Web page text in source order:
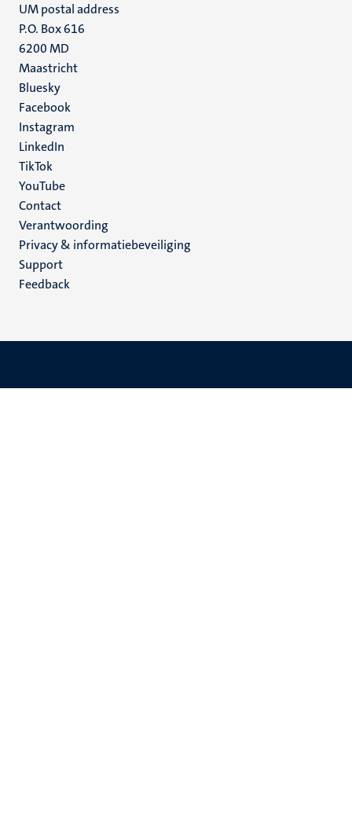
UM postal address
P.O. Box 616
6200 MD
Maastricht
Social
media
Bluesky
Facebook
Instagram
LinkedIn
TikTok
YouTube
Menu
footer
(NL)
Contact
Verantwoording
Privacy & informatiebeveiliging
Support
Feedback